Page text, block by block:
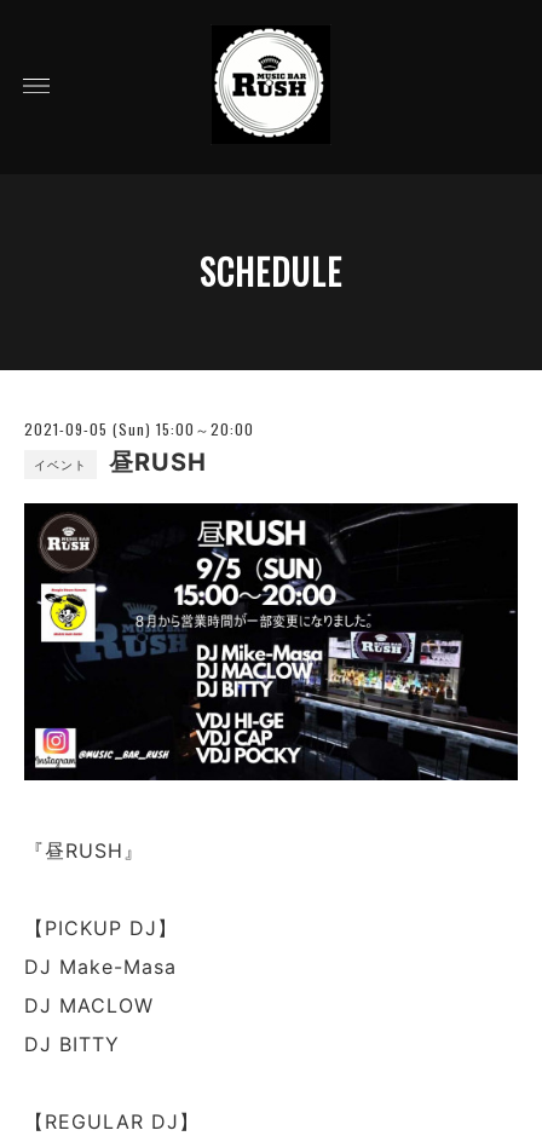
SCHEDULE
2021-09-05 (Sun) 15:00～20:00
イベント 昼RUSH
『昼RUSH』
【PICKUP DJ】
DJ Make-Masa
DJ MACLOW
DJ BITTY
【REGULAR DJ】